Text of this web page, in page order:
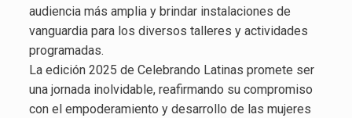
audiencia más amplia y brindar instalaciones de
vanguardia para los diversos talleres y actividades
programadas.
La edición 2025 de Celebrando Latinas promete ser
una jornada inolvidable, reafirmando su compromiso
con el empoderamiento y desarrollo de las mujeres